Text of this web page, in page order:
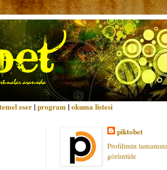
eser |program |okuma listesi
piktobet
Profilimin tamamını
görüntüle